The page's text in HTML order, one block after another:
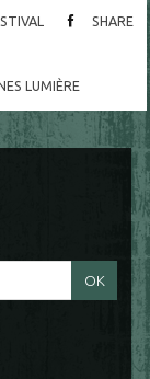
SHARE
LUMIÈRE